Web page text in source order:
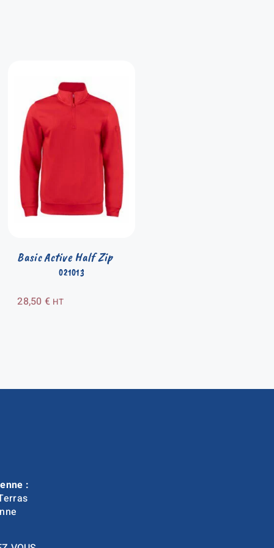
021013
Basic Active Half Zip
28,50 € HT
: